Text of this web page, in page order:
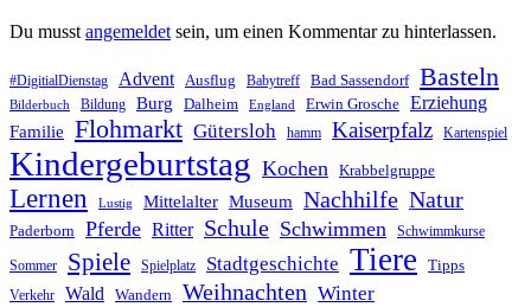
Du musst angemeldet sein, um einen Kommentar zu hinterlassen.
#DigitialDienstag Advent Ausflug Babytreff Bad Sassendorf Basteln
Bilderbuch Bildung Burg Dalheim England Erwin Grosche Erziehung
Familie Flohmarkt Gütersloh hamm Kaiserpfalz Kartenspiel
Kindergeburtstag Kochen Krabbelgruppe
Lernen Lustig Mittelalter Museum Nachhilfe Natur
Paderborn Pferde Ritter Schule Schwimmen Schwimmkurse
Sommer Spiele Spielplatz Stadtgeschichte Tiere Tipps
Verkehr Wald Wandern Weihnachten Winter